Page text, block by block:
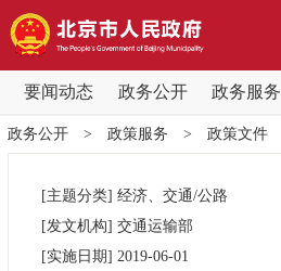
要闻动态 政务公开 政务服务
要闻动态
党中央精神 国务院信息
北京要闻 会议信息
政务公开> 政策服务 > 政策文件
[主题分类] 经济、交通/公路
[发文机构] 交通运输部
[实施日期] 2019-06-01